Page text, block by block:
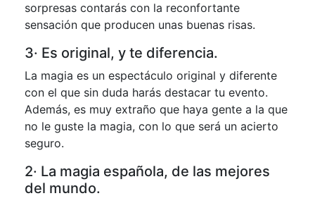
sorpresas contarás con la reconfortante
sensación que producen unas buenas risas.
3· Es original, y te diferencia.
La magia es un espectáculo original y diferente
con el que sin duda harás destacar tu evento.
Además, es muy extraño que haya gente a la que
no le guste la magia, con lo que será un acierto
seguro.
2· La magia española, de las mejores
del mundo.